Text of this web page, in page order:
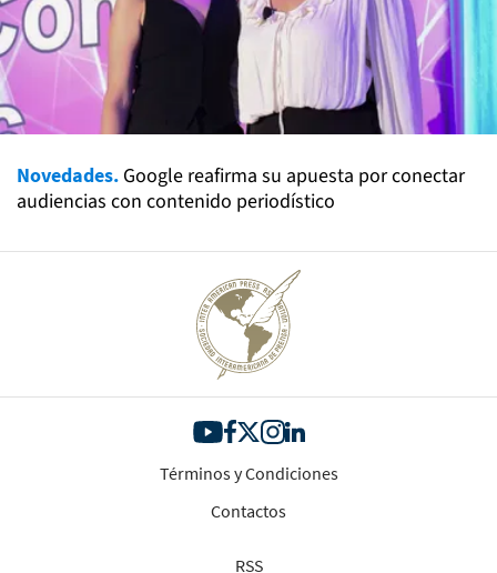
Novedades. Google reafirma su apuesta por conectar
audiencias con contenido periodístico
Términos y Condiciones
Contactos
RSS